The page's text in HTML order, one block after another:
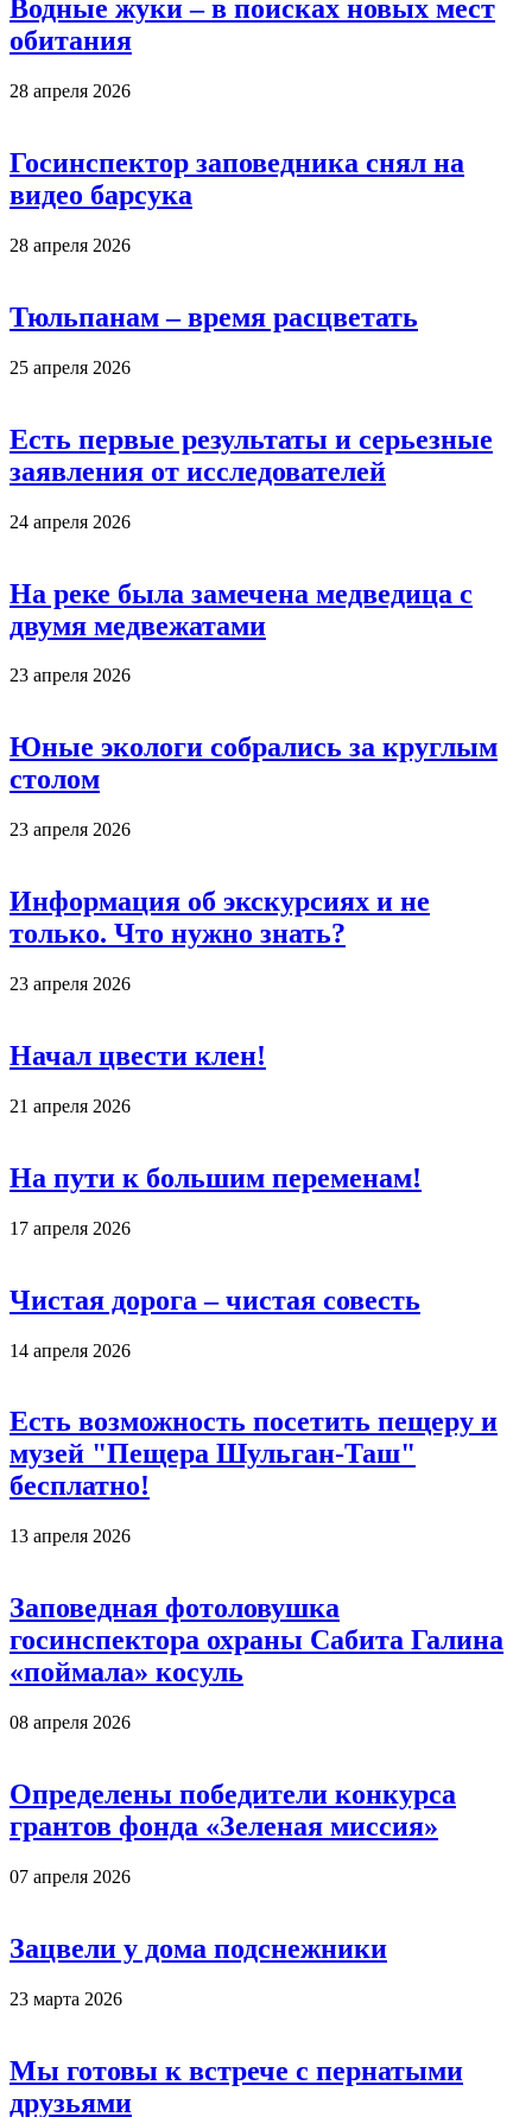
Водные жуки – в поисках новых мест
обитания
28 апреля 2026
Госинспектор заповедника снял на
видео барсука
28 апреля 2026
Тюльпанам – время расцветать
25 апреля 2026
Есть первые результаты и серьезные
заявления от исследователей
24 апреля 2026
На реке была замечена медведица с
двумя медвежатами
23 апреля 2026
Юные экологи собрались за круглым
столом
23 апреля 2026
Информация об экскурсиях и не
только. Что нужно знать?
23 апреля 2026
Начал цвести клен!
21 апреля 2026
На пути к большим переменам!
17 апреля 2026
Чистая дорога – чистая совесть
14 апреля 2026
Есть возможность посетить пещеру и
музей "Пещера Шульган-Таш"
бесплатно!
13 апреля 2026
Заповедная фотоловушка
госинспектора охраны Сабита Галина
«поймала» косуль
08 апреля 2026
Определены победители конкурса
грантов фонда «Зеленая миссия»
07 апреля 2026
Зацвели у дома подснежники
23 марта 2026
Мы готовы к встрече с пернатыми
друзьями